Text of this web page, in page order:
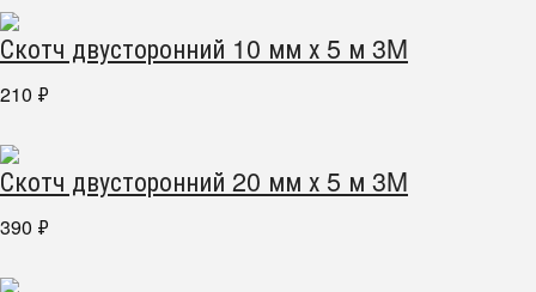
Скотч двусторонний 10 мм х 5 м 3M
210 ₽
Скотч двусторонний 20 мм х 5 м 3M
390 ₽